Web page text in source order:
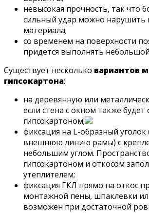
невысокая прочность, так что
сильный удар можно нарушить
материала;
со временем на поверхности
придется выполнять
Существует несколько вариантов
гипсокартона:
на деревянную или
если стена с окном также будет
гипсокартоном;
фиксация на L-образный уголок
внешнюю линию рамы) с
небольшим углом.
гипсокартоном и откосом
утеплителем;
фиксация ГКЛ прямо на откос
монтажной пены, шпаклевки
возможен при достаточной